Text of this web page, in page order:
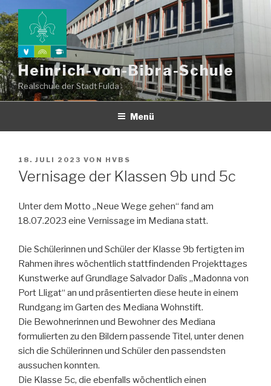
Inhalt
springen
Heinrich-von-Bibra-Schule
Realschule der Stadt Fulda
Menü
VERÖFFENTLICHT
AM
18. JULI 2023 VON HVBS
Vernisage der Klassen 9b und 5c
Unter dem Motto „Neue Wege gehen“ fand am
18.07.2023 eine Vernissage im Mediana statt.
Die Schülerinnen und Schüler der Klasse 9b fertigten im
Rahmen ihres wöchentlich stattfindenden Projekttages
Kunstwerke auf Grundlage Salvador Dalìs „Madonna von
Port Lligat“ an und präsentierten diese heute in einem
Rundgang im Garten des Mediana Wohnstift.
Die Bewohnerinnen und Bewohner des Mediana
formulierten zu den Bildern passende Titel, unter denen
sich die Schülerinnen und Schüler den passendsten
aussuchen konnten.
Die Klasse 5c, die ebenfalls wöchentlich einen